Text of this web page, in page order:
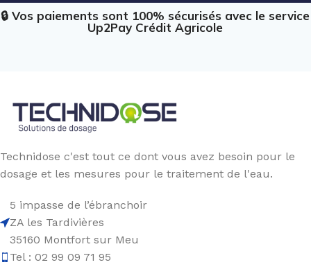
🔒 Vos paiements sont 100% sécurisés avec le service
Up2Pay Crédit Agricole
Technidose c'est tout ce dont vous avez besoin pour le
dosage et les mesures pour le traitement de l'eau.
5 impasse de l’ébranchoir
ZA les Tardivières
35160 Montfort sur Meu
Tel : 02 99 09 71 95